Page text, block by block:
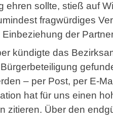
ehren sollte, stieß auf
fragwürdiges
der
kündigte das
– per Post, per E-
hat für uns einen
zitieren. Über den